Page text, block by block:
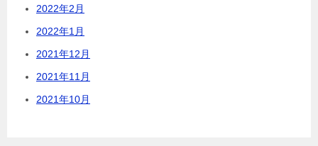
2022年2月
2022年1月
2021年12月
2021年11月
2021年10月